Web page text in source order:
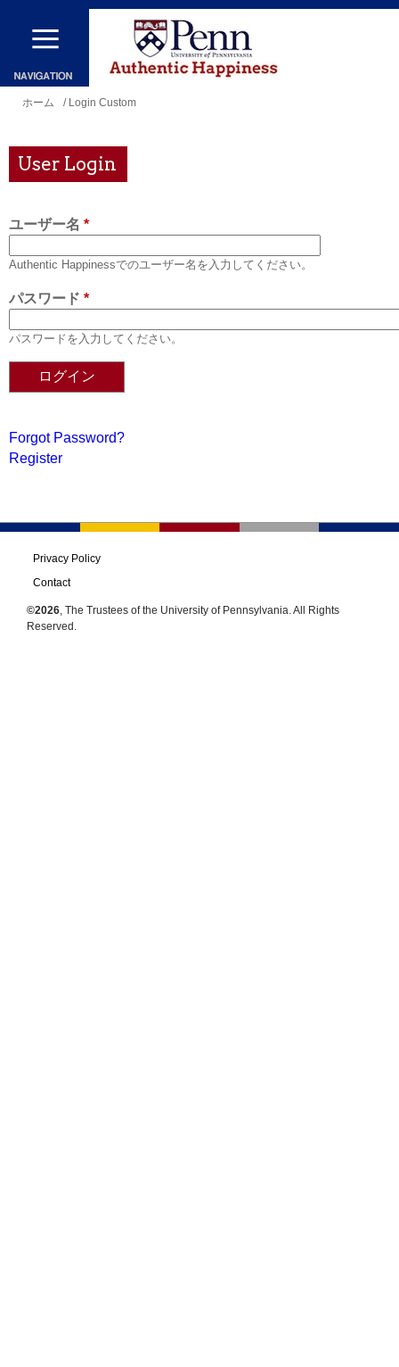
メ
ン
コ
ン
に
移
現
地
ホーム / Login Custom
User Login
ユーザー名 *
Authentic Happinessでのユーザー名を入力してください。
パスワード *
パスワードを入力してください。
Forgot Password?
Register
Privacy Policy
Contact
©2026, The Trustees of the University of Pennsylvania. All Rights
Reserved.